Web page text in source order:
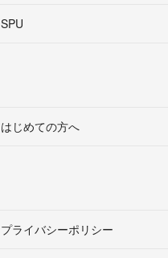
SPU
はじめての方へ
プライバシーポリシー